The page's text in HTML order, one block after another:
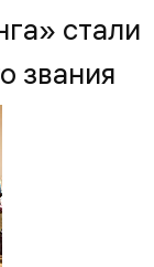
стали
звания